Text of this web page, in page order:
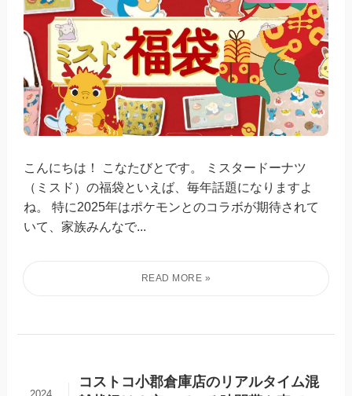
こんにちは！ こなたびとです。 ミスタードーナツ
（ミスド）の福袋といえば、毎年話題になりますよ
ね。 特に2025年はポケモンとのコラボが期待されて
いて、家族みんなで...
コストコ小郡倉庫店のリアルタイム混